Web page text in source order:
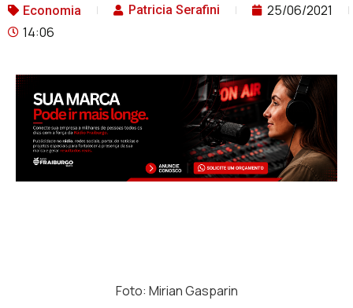
Economia Patricia Serafini
25/06/2021
14:06
Foto: Mirian Gasparin